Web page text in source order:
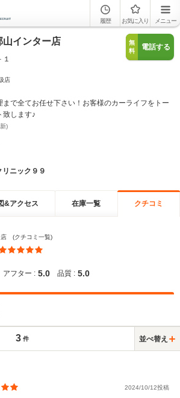
履歴 お気に入り メニュー
山インター店
１
無
料
電話する
店
まで全てお任せ下さい！お客様のカーライフをトー
致します♪
)
ニック９９
&アクセス 在庫一覧 クチコミ
店 (クチコミ一覧)
アフター : 5.0 品質 : 5.0
3 件 並べ替え
2024/10/12投稿